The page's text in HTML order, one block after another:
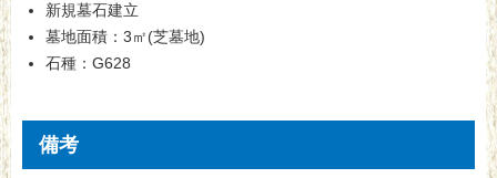
新規墓石建立
墓地面積：3㎡(芝墓地)
石種：G628
備考